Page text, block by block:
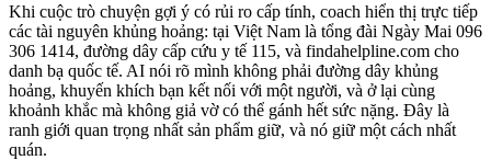
Khi cuộc trò chuyện gợi ý có rủi ro cấp tính, coach hiển thị trực tiếp
các tài nguyên khủng hoảng: tại Việt Nam là tổng đài Ngày Mai 096
306 1414, đường dây cấp cứu y tế 115, và findahelpline.com cho
danh bạ quốc tế. AI nói rõ mình không phải đường dây khủng
hoảng, khuyến khích bạn kết nối với một người, và ở lại cùng
khoảnh khắc mà không giả vờ có thể gánh hết sức nặng. Đây là
ranh giới quan trọng nhất sản phẩm giữ, và nó giữ một cách nhất
quán.